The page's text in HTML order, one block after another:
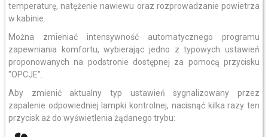
temperaturę, natężenie nawiewu oraz rozprowadzanie powietrza
w kabinie.
Można zmieniać intensywność automatycznego programu
zapewniania komfortu, wybierając jedno z typowych ustawień
proponowanych na podstronie dostępnej za pomocą przycisku
"OPCJE".
Aby zmienić aktualny typ ustawień sygnalizowany przez
zapalenie odpowiedniej lampki kontrolnej, nacisnąć kilka razy ten
przycisk aż do wyświetlenia żądanego trybu: